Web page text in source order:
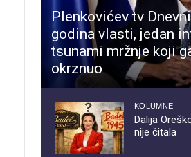
Plenkovićev tv
godina vlasti, jedan
tsunami mržnje koji
okrznuo
KOLUMNE
Dalija
nije čitala